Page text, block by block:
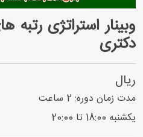
وبینار استراتژی رتبه
دکتری
ریال
مدت زمان دوره: 2 ساعت
یکشنبه 18:00 تا 20:00